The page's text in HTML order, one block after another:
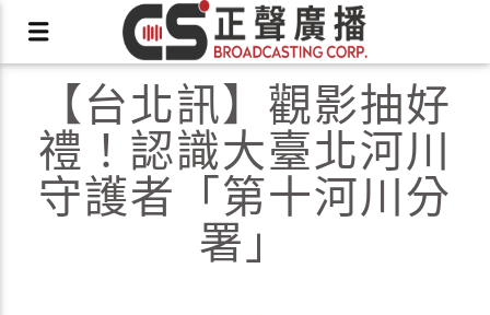
X
【台北訊】觀影抽好
禮！認識大臺北河川
守護者「第十河川分
署」